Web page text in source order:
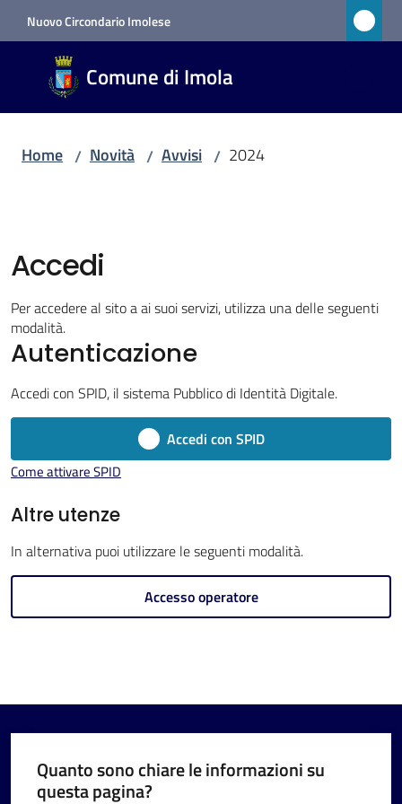
Vai al contenuto
Vai alla navigazione
Vai al footer
Nuovo Circondario Imolese
Comune di Imola
Comune
di Imola
RETE
Novità
Servizi
Vivere
Imola
s
e
Home / Novità / Avvisi / 2024
Accedi
Per accedere al sito a ai suoi servizi, utilizza una delle seguenti
modalità.
Autenticazione
Accedi con SPID, il sistema Pubblico di Identità Digitale.
Accedi con SPID
Come attivare SPID
Altre utenze
In alternativa puoi utilizzare le seguenti modalità.
Accesso operatore
Quanto sono chiare le informazioni su
questa pagina?